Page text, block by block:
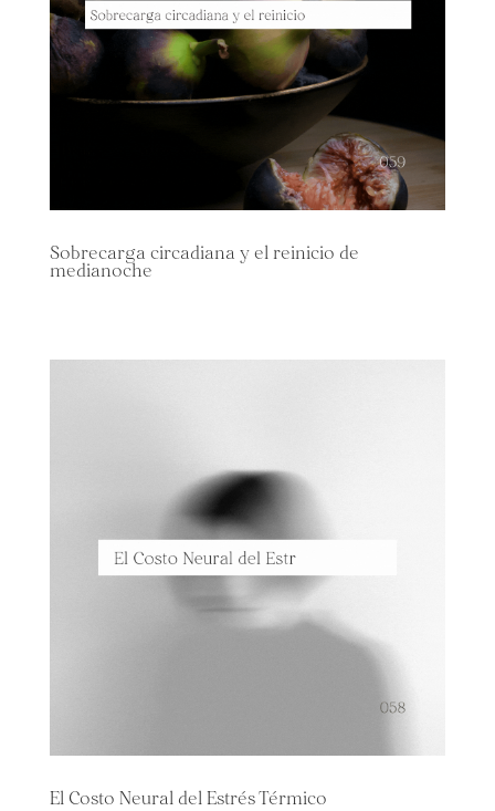
Sobrecarga circadiana y el reinicio de
medianoche
El Costo Neural del Estrés Térmico